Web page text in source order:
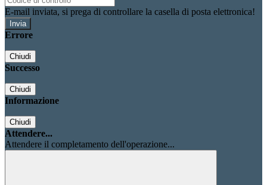
E-mail inviata, si prega di controllare la casella di posta elettronica!
Errore
Chiudi
Successo
Chiudi
Informazione
Chiudi
Attendere...
Attendere il completamento dell'operazione...